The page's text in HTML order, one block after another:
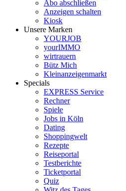
Abo abschließen
Anzeigen schalten
Kiosk
Unsere Marken
YOURJOB
yourIMMO
wirtrauern
Bütz Mich
Kleinanzeigenmarkt
Specials
EXPRESS Service
Rechner
Spiele
Jobs in Köln
Dating
Shoppingwelt
Rezepte
Reiseportal
Testberichte
Ticketportal
Quiz